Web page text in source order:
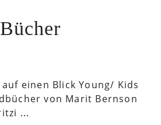
Bücher
einen Blick Young/ Kids
von Marit Bernson
...